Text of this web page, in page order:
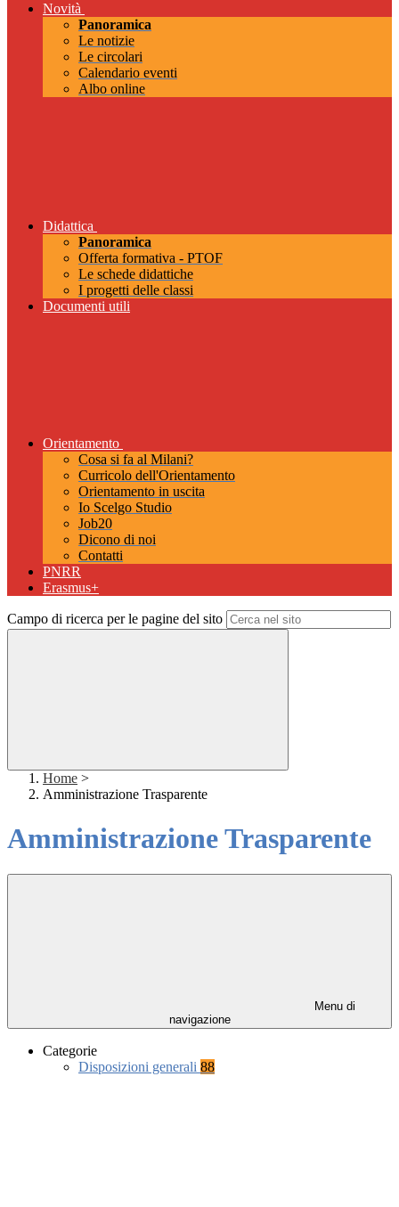
Novità
Panoramica
Le notizie
Le circolari
Calendario eventi
Albo online
Didattica
Panoramica
Offerta formativa - PTOF
Le schede didattiche
I progetti delle classi
Documenti utili
Orientamento
Cosa si fa al Milani?
Curricolo dell'Orientamento
Orientamento in uscita
Io Scelgo Studio
Job20
Dicono di noi
Contatti
PNRR
Erasmus+
Campo di ricerca per le pagine del sito
Home >
Amministrazione Trasparente
Amministrazione Trasparente
Menu di
navigazione
Categorie
Disposizioni generali 88